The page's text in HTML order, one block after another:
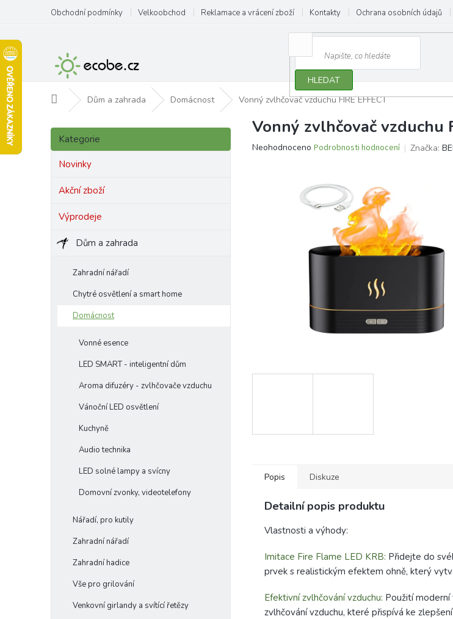
obsah
Obchodní podmínky Velkoobchod Reklamace a vrácení zboží Kontakty Ochrana osobních údajů
HLEDAT
Domů Dům a zahrada Domácnost Vonný zvlhčovač vzduchu FIRE EFFECT
P
s
p
Přeskočit
kategorie
Kategorie
Novinky
Akční zboží
Výprodeje
Dům a zahrada
Zahradní nářadí
Chytré osvětlení a smart home
Domácnost
Vonné esence
LED SMART - inteligentní dům
Aroma difuzéry - zvlhčovače vzduchu
Vánoční LED osvětlení
Kuchyně
Audio technika
LED solné lampy a svícny
Domovní zvonky, videotelefony
Nářadí, pro kutily
Zahradní nářadí
Zahradní hadice
Vše pro grilování
Venkovní girlandy a svítící řetězy
Vonný zvlhčovač vzduchu
Průměrné
Neohodnoceno Podrobnosti hodnocení Značka:
Popis Diskuze
Detailní popis produktu
Vlastnosti a výhody:
Imitace Fire Flame LED KRB: Přidejte do
prvek s realistickým efektem ohně, který
Efektivní zvlhčování vzduchu: Použití
zvlhčování vzduchu, které přispívá ke